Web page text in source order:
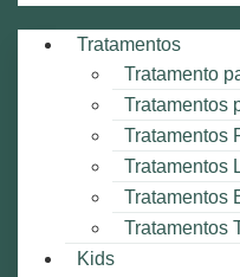
Tratamentos
Tratamento
Tratamentos
Tratamentos
Tratamentos
Tratamentos
Tratamentos
Kids